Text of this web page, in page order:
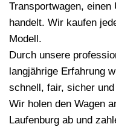
Transportwagen,
handelt. Wir kaufen
Modell.
Durch unsere
langjährige Erfahrung
schnell, fair, sicher
Wir holen den Wagen
Laufenburg ab und